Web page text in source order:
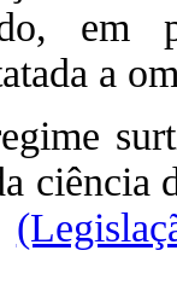
em
a